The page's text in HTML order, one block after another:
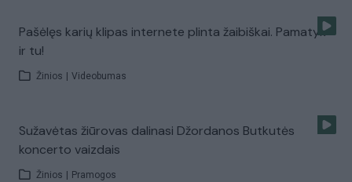
Pašėlęs karių klipas internete plinta žaibiškai. Pamatyk
ir tu!
Žinios Videobumas
Sužavėtas žiūrovas dalinasi Džordanos Butkutės
koncerto vaizdais
Žinios Pramogos